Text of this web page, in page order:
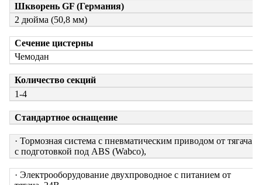
Шкворень GF (Германия)
2 дюйма (50,8 мм)
Сечение цистерны
Чемодан
Количество секций
1-4
Стандартное оснащение
· Тормозная система с пневматическим приводом от тягача
с подготовкой под ABS (Wabco),
· Электрооборудование двухпроводное с питанием от